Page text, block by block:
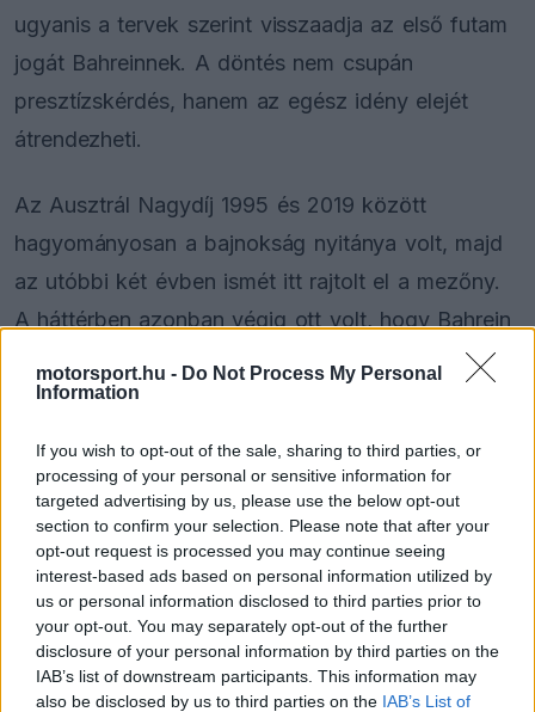
motorsport.hu - Do Not Process My Personal
Information
If you wish to opt-out of the sale, sharing to third parties, or
processing of your personal or sensitive information for
targeted advertising by us, please use the below opt-out
section to confirm your selection. Please note that after your
opt-out request is processed you may continue seeing
interest-based ads based on personal information utilized by
us or personal information disclosed to third parties prior to
your opt-out. You may separately opt-out of the further
disclosure of your personal information by third parties on the
IAB’s list of downstream participants. This information may
also be disclosed by us to third parties on the IAB’s List of
ugyanis a tervek szerint visszaadja az első futam
jogát Bahreinnek. A döntés nem csupán
presztízskérdés, hanem az egész idény elejét
átrendezheti.
Az Ausztrál Nagydíj 1995 és 2019 között
hagyományosan a bajnokság nyitánya volt, majd
az utóbbi két évben ismét itt rajtolt el a mezőny.
A háttérben azonban végig ott volt, hogy Bahrein
csak átmenetileg szorult hátrébb, mégpedig a
ramadán időszaka miatt. Az iszlám böjti hónap
ezért kellett cserélni a sorrenden.
Video
Player
is
loading.
This
is
a
modal
The media could not be loaded, either because
the server or network failed or because the format
is not supported.